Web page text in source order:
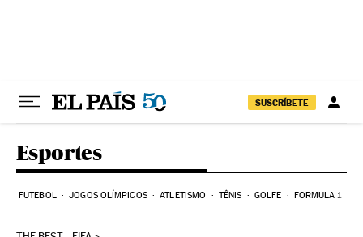
SUSCRÍBETE
Esportes
FUTEBOL JOGOS OLÍMPICOS ATLETISMO TÊNIS GOLFE FORMULA 1